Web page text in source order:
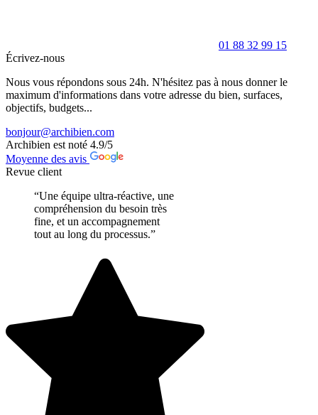
01 88 32 99 15
Écrivez-nous
Nous vous répondons sous 24h. N'hésitez pas à nous donner le
maximum d'informations dans votre adresse du bien, surfaces,
objectifs, budgets...
bonjour@archibien.com
Archibien est noté 4.9/5
Moyenne des avis
Revue client
“Une équipe ultra-réactive, une
compréhension du besoin très
fine, et un accompagnement
tout au long du processus.”